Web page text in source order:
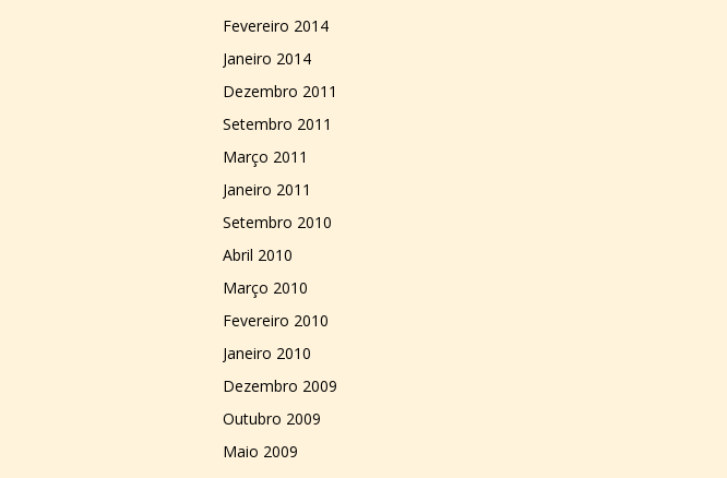
Fevereiro 2014
Janeiro 2014
Dezembro 2011
Setembro 2011
Março 2011
Janeiro 2011
Setembro 2010
Abril 2010
Março 2010
Fevereiro 2010
Janeiro 2010
Dezembro 2009
Outubro 2009
Maio 2009